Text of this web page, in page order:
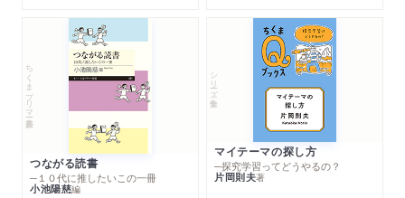
ちくまプリマー新書
つながる読書
─１０代に推したいこの一冊
小池陽慈編
シリーズ・全集
マイテーマの探し方
─探究学習ってどうやるの？
片岡則夫著